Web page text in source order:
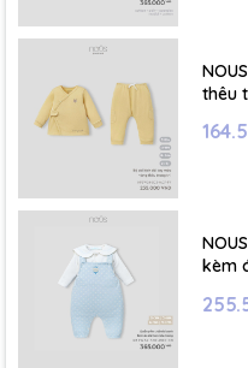
thêu
kèm